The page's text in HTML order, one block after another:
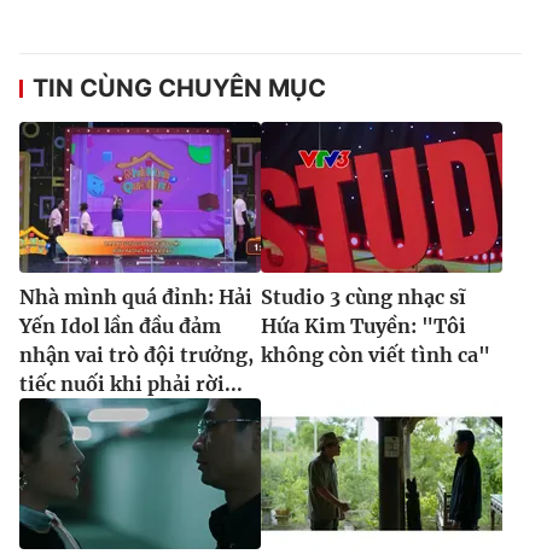
TIN CÙNG CHUYÊN MỤC
Nhà mình quá đỉnh: Hải
Yến Idol lần đầu đảm
nhận vai trò đội trưởng,
tiếc nuối khi phải rời...
Studio 3 cùng nhạc sĩ
Hứa Kim Tuyền: "Tôi
không còn viết tình ca"